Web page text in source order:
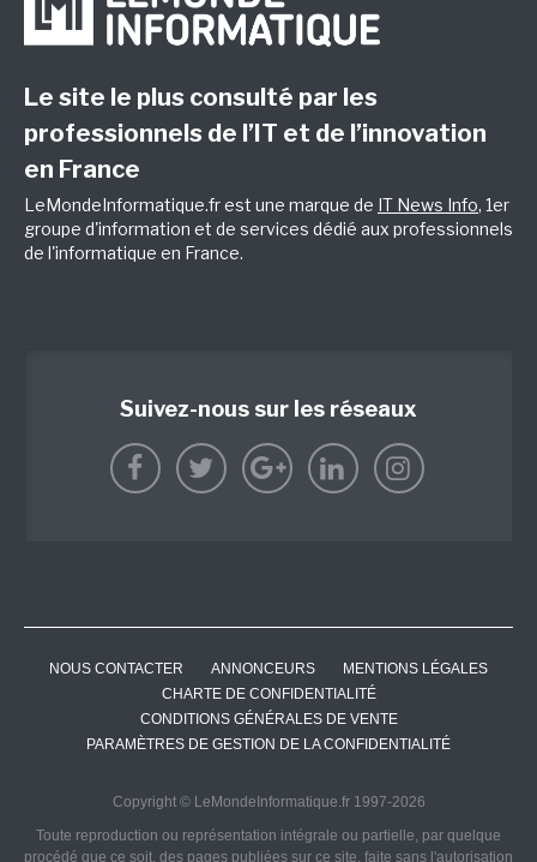
Le site le plus consulté par les
professionnels de l’IT et de l’innovation
en France
LeMondeInformatique.fr est une marque de IT News Info, 1er
groupe d'information et de services dédié aux professionnels
de l'informatique en France.
Suivez-nous sur les réseaux
NOUS CONTACTER ANNONCEURS
MENTIONS LÉGALES
CHARTE DE CONFIDENTIALITÉ
CONDITIONS GÉNÉRALES DE VENTE
PARAMÈTRES DE GESTION DE LA CONFIDENTIALITÉ
Copyright © LeMondeInformatique.fr 1997-2026
Toute reproduction ou représentation intégrale ou partielle, par quelque
procédé que ce soit, des pages publiées sur ce site, faite sans l'autorisation